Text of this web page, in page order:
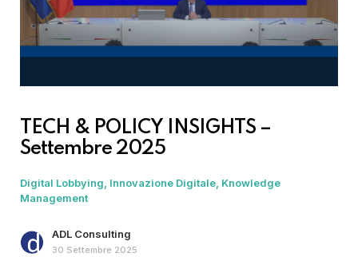
TECH & POLICY INSIGHTS –
Settembre 2025
Digital Lobbying Innovazione Digitale Knowledge
Management
ADL Consulting
30 Settembre 2025